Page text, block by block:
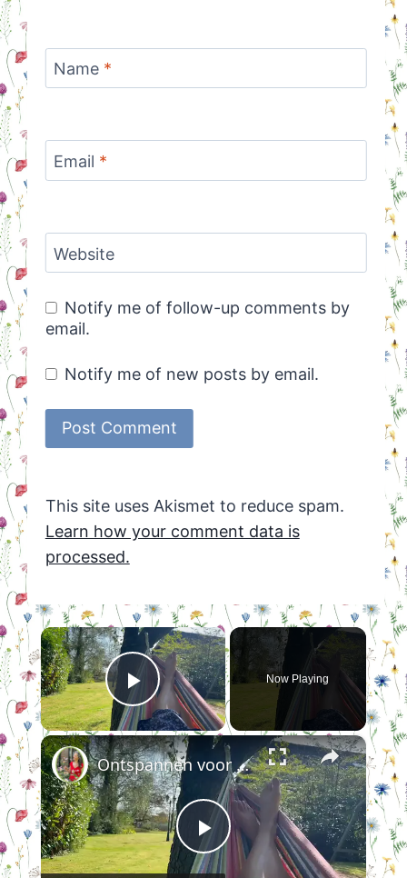
Name *
Email *
Website
Notify me of follow-up comments by
email.
Notify me of new posts by email.
This site uses Akismet to reduce spam.
Learn how your comment data is
processed.
×
Play Video
Now Playing
×
Play
Ontspannen voor dummies en stresskippen